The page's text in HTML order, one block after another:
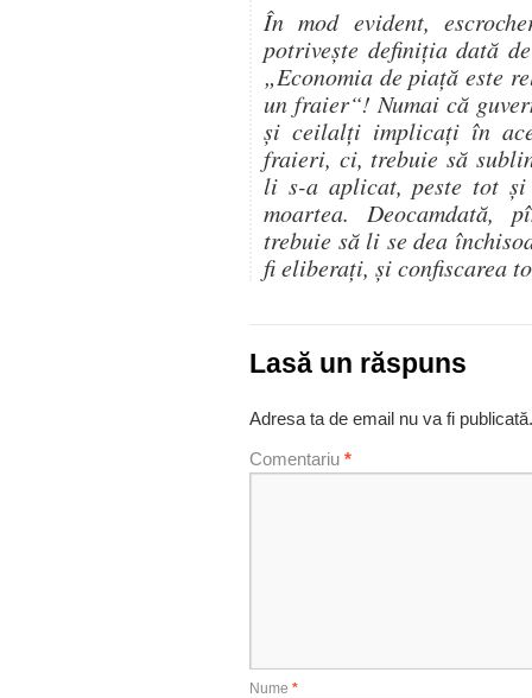
În mod evident,
potriveşte definiţia dată
„Economia de piaţă este
un fraier“! Numai că
şi ceilalţi implicaţi în
fraieri, ci, trebuie să
li s-a aplicat, peste tot şi
moartea. Deocamdată,
trebuie să li se dea
fi eliberaţi, şi confiscarea
Lasă un răspuns
Adresa ta de email nu va fi publicată.
Comentariu *
Nume *